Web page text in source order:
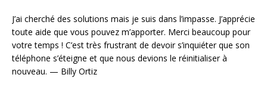
J’ai cherché des solutions mais je suis dans l’impasse. J’apprécie
toute aide que vous pouvez m’apporter. Merci beaucoup pour
votre temps ! C’est très frustrant de devoir s’inquiéter que son
téléphone s’éteigne et que nous devions le réinitialiser à
nouveau. — Billy Ortiz